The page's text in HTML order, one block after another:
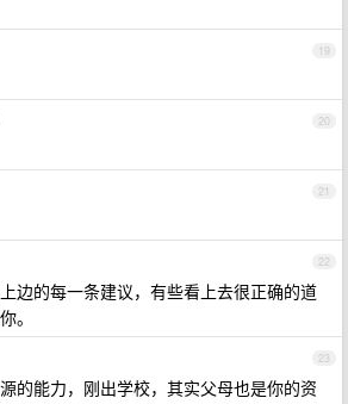
19
20
21
22
边的每一条建议，有些看上去很正确的道
。
23
的能力，刚出学校，其实父母也是你的资